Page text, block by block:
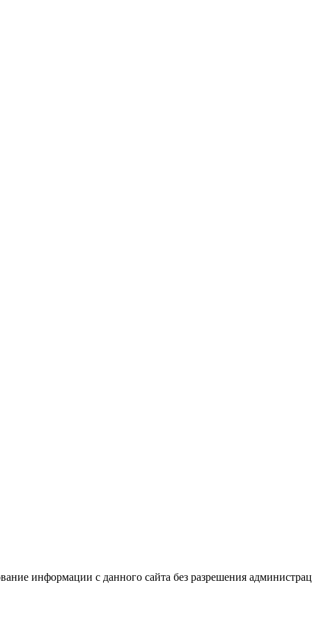
информации с данного сайта без разрешения